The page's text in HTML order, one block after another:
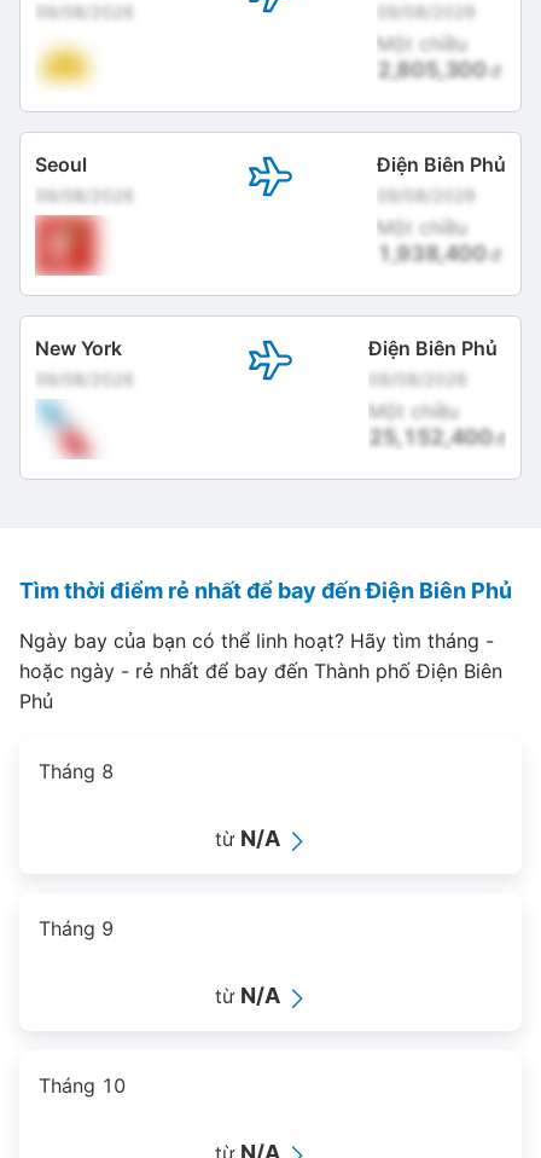
09/08/2026 09/08/2026
Một chiều
2,805,300đ
Seoul
09/08/2026
Điện Biên Phủ
09/08/2026
Một chiều
1,938,400đ
New York
09/08/2026
Điện Biên Phủ
09/08/2026
Một chiều
25,152,400đ
Tìm thời điểm rẻ nhất để bay đến Điện Biên Phủ
Ngày bay của bạn có thể linh hoạt? Hãy tìm tháng -
hoặc ngày - rẻ nhất để bay đến Thành phố Điện Biên
Phủ
Tháng 8
từ N/A
Tháng 9
từ N/A
Tháng 10
từ N/A